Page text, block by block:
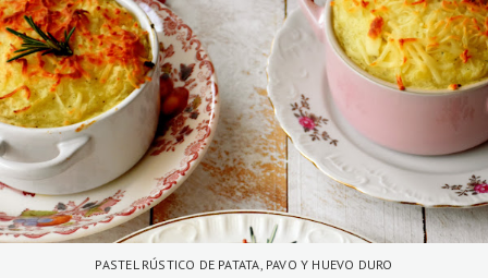
PASTEL RÚSTICO DE PATATA, PAVO Y HUEVO DURO